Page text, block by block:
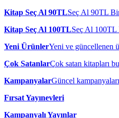
Kitap Seç Al 90TLSeç Al 90TL
Kitap Seç Al 100TLSeç Al 100TL
Yeni ÜrünlerYeni ve güncellenen
Çok SatanlarÇok satan kitapları
KampanyalarGüncel
Fırsat Yayınevleri
Kampanyalı Yayınlar